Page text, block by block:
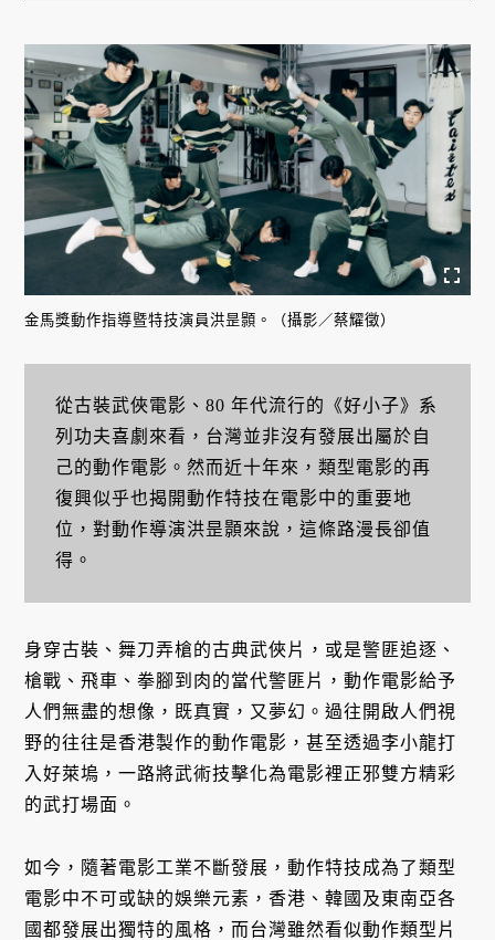
金馬獎動作指導暨特技演員洪昰顥。（攝影／蔡耀徵）
從古裝武俠電影、80 年代流行的《好小子》系
列功夫喜劇來看，台灣並非沒有發展出屬於自
己的動作電影。然而近十年來，類型電影的再
復興似乎也揭開動作特技在電影中的重要地
位，對動作導演洪昰顥來說，這條路漫長卻值
得。
身穿古裝、舞刀弄槍的古典武俠片，或是警匪追逐、
槍戰、飛車、拳腳到肉的當代警匪片，動作電影給予
人們無盡的想像，既真實，又夢幻。過往開啟人們視
野的往往是香港製作的動作電影，甚至透過李小龍打
入好萊塢，一路將武術技擊化為電影裡正邪雙方精彩
的武打場面。
如今，隨著電影工業不斷發展，動作特技成為了類型
電影中不可或缺的娛樂元素，香港、韓國及東南亞各
國都發展出獨特的風格，而台灣雖然看似動作類型片